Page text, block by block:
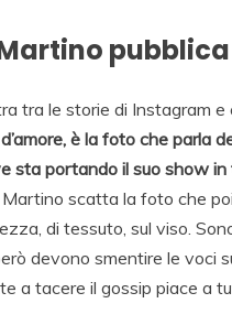
tra le storie di Instagram e
è la foto che parla
sta portando il suo show
scatta la foto che
di tessuto, sul viso.
devono smentire le voci
a tacere il gossip piace a